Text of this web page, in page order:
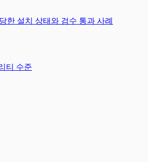
한 설치 상태와 검수 통과 사례
티 수준